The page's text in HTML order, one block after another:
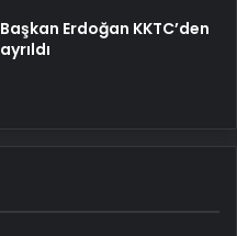
Başkan Erdoğan KKTC’den
ayrıldı